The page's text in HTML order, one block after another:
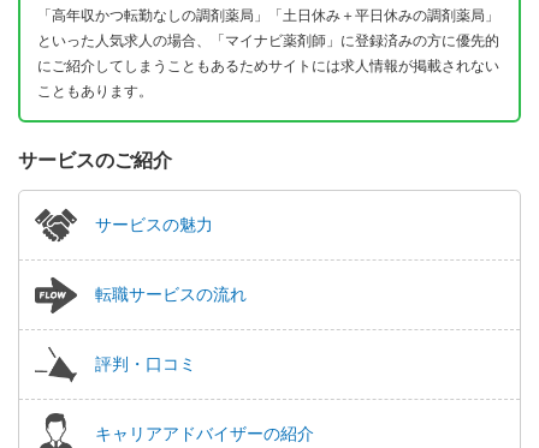
「高年収かつ転勤なしの調剤薬局」「土日休み＋平日休みの調剤薬局」
といった人気求人の場合、「マイナビ薬剤師」に登録済みの方に優先的
にご紹介してしまうこともあるためサイトには求人情報が掲載されない
こともあります。
サービスのご紹介
サービスの魅力
転職サービスの流れ
評判・口コミ
キャリアアドバイザーの紹介